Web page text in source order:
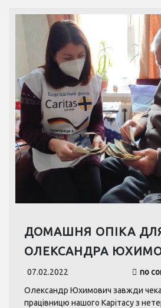
ДОМАШНЯ ОПІКА
ОЛЕКСАНДРА
07.02.2022
no
Олександр Юхимович завжди
працівницю нашого Карітасу з